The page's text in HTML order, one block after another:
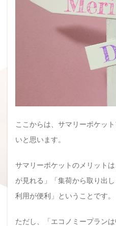
ここからは、サマリーポケッ
いと思います。
サマリーポケットのメリット
が見れる」「集荷から取り出
利用が便利」ということです。
ただし、「エコノミープラン